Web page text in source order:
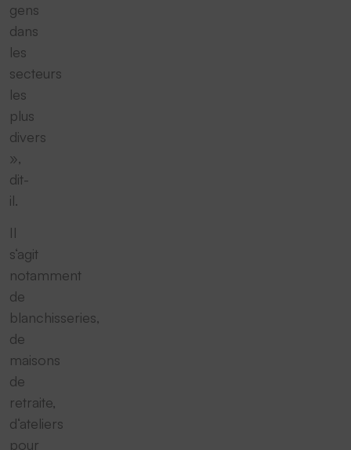
gens
dans
les
secteurs
les
plus
divers
»,
dit-
il.
Il
s‘agit
notamment
de
blanchisseries,
de
maisons
de
retraite,
d‘ateliers
pour